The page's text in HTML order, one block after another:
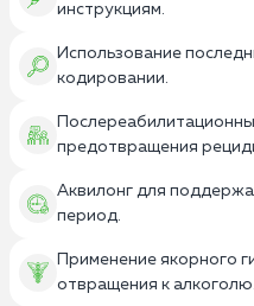
инструкциям.
Использование
кодировании.
предотвращения
Аквилонг для
период.
Применение якорного
отвращения к алкоголю.